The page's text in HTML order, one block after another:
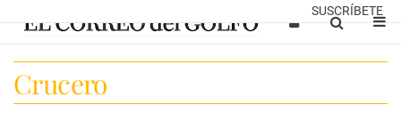
SUSCRÍBETE
Crucero